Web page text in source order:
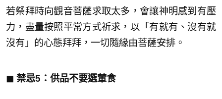
若祭拜時向觀音菩薩求取太多，會讓神明感到有壓
力，盡量按照平常方式祈求，以「有就有、沒有就
沒有」的心態拜拜，一切隨緣由菩薩安排。
◼︎ 禁忌5：供品不要選葷食